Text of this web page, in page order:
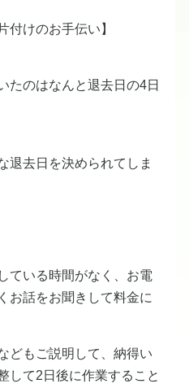
付けのお手伝い】
たのはなんと退去日の4日
退去日を決められてしま
ている時間がなく、お電
お話をお聞きして料金に
どもご説明して、納得い
して2日後に作業すること